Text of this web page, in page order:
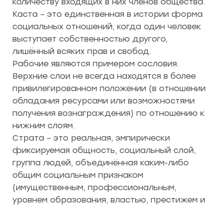
Каста – это единственная в истории форма
социальных отношений, когда один человек
выступает собственностью другого,
лишённый всяких прав и свобод.
Рабочие являются примером сословия.
Верхние слои не всегда находятся в более
привилегированном положении (в отношении
обладания ресурсами или возможностями
получения вознаграждения) по отношению к
нижним слоям.
Страта – это реальная, эмпирически
фиксируемая общность, социальный слой,
группа людей, объединённая каким-либо
общим социальным признаком
(имущественным, профессиональным,
уровнем образования, властью, престижем и